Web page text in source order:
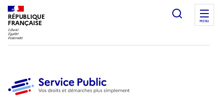
RÉPUBLIQUE
FRANÇAISE
Ouvrir
MENU